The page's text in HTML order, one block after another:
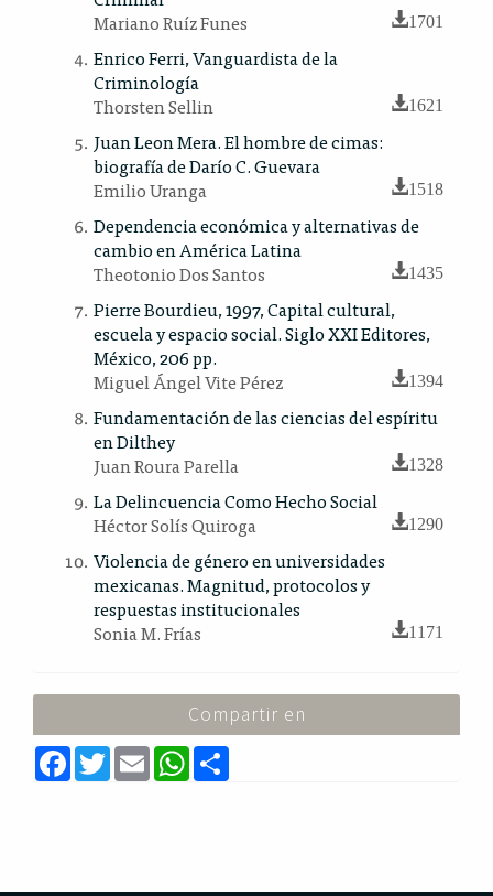
Mariano Ruíz Funes
1701
Enrico Ferri, Vanguardista de la
Criminología
Thorsten Sellin
1621
Juan Leon Mera. El hombre de cimas:
biografía de Darío C. Guevara
Emilio Uranga
1518
Dependencia económica y alternativas de
cambio en América Latina
Theotonio Dos Santos
1435
Pierre Bourdieu, 1997, Capital cultural,
escuela y espacio social. Siglo XXI Editores,
México, 206 pp.
Miguel Ángel Vite Pérez
1394
Fundamentación de las ciencias del espíritu
en Dilthey
Juan Roura Parella
1328
La Delincuencia Como Hecho Social
Héctor Solís Quiroga
1290
Violencia de género en universidades
mexicanas. Magnitud, protocolos y
respuestas institucionales
Sonia M. Frías
1171
Compartir en
F
a
c
T
w
i
E
m
a
W
h
a